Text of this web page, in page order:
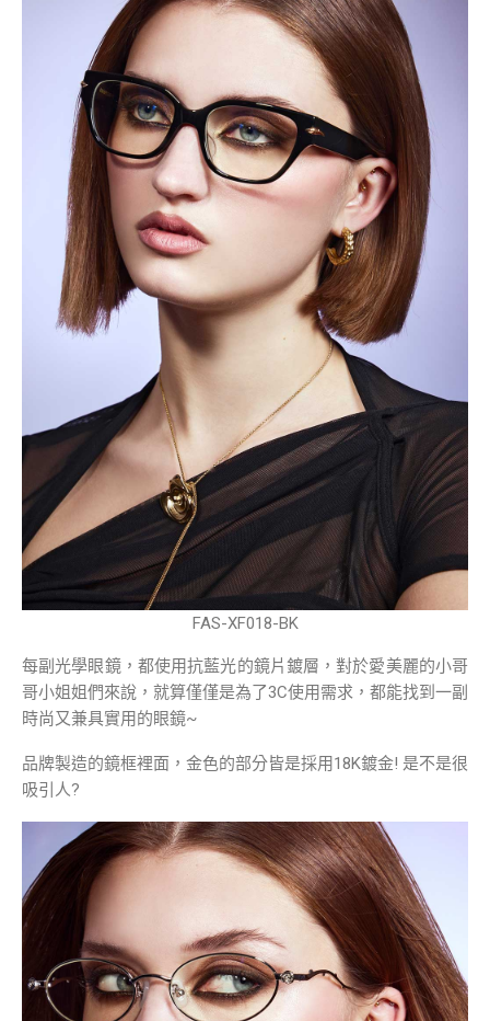
FAS-XF018-BK
每副光學眼鏡，都使用抗藍光的鏡片鍍層，對於愛美麗的小哥
哥小姐姐們來說，就算僅僅是為了3C使用需求，都能找到一副
時尚又兼具實用的眼鏡~
品牌製造的鏡框裡面，金色的部分皆是採用18K鍍金! 是不是很
吸引人?